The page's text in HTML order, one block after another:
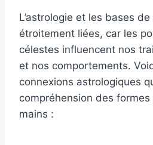
L’astrologie et les bases
étroitement liées, car les
célestes influencent nos
et nos comportements.
connexions astrologiques
compréhension des
mains :